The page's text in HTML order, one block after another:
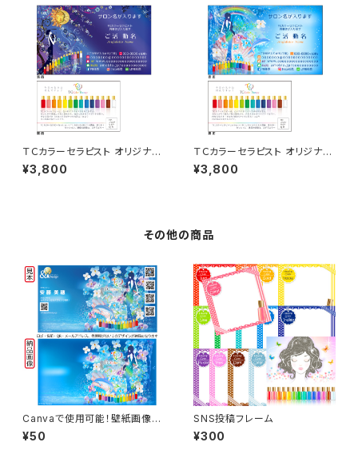
ＴＣカラーセラピスト オリジナル
名刺 50枚
¥3,800
ＴＣカラーセラピスト オリジナル
名刺 50枚
¥3,800
その他の商品
Canvaで使用可能！壁紙画像素
材 ブルー
¥50
SNS投稿フレーム
¥300